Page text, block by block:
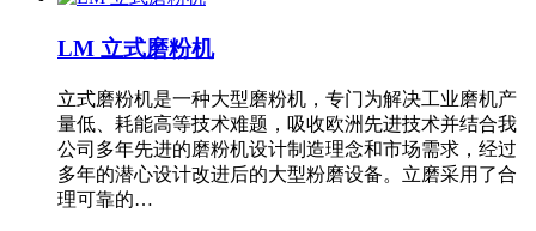
LM 立式磨粉机
立式磨粉机是一种大型磨粉机，专门为解决工业磨机产
量低、耗能高等技术难题，吸收欧洲先进技术并结合我
公司多年先进的磨粉机设计制造理念和市场需求，经过
多年的潜心设计改进后的大型粉磨设备。立磨采用了合
理可靠的…